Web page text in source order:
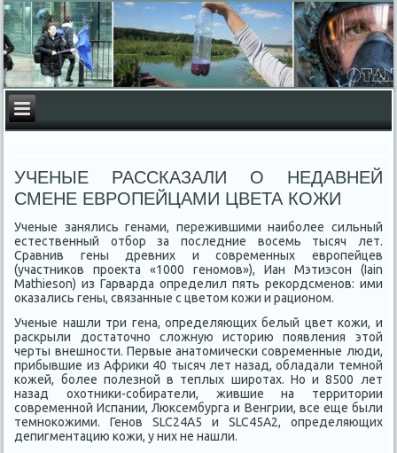
УЧЕНЫЕ РАССКАЗАЛИ О НЕДАВНЕЙ
СМЕНЕ ЕВРОПЕЙЦАМИ ЦВЕТА КОЖИ
Ученые занялись генами, пережившими наиболее сильный
естественный отбор за последние восемь тысяч лет.
Сравнив гены древних и современных европейцев
(участников проекта «1000 геномов»), Иан Мэтиэсон (Iain
Mathieson) из Гарварда определил пять рекордсменов: ими
оказались гены, связанные с цветом кожи и рационом.
Ученые нашли три гена, определяющих белый цвет кожи, и
раскрыли достаточно сложную историю появления этой
черты внешности. Первые анатомически современные люди,
прибывшие из Африки 40 тысяч лет назад, обладали темной
кожей, более полезной в теплых широтах. Но и 8500 лет
назад охотники-собиратели, жившие на территории
современной Испании, Люксембурга и Венгрии, все еще были
темнокожими. Генов SLC24A5 и SLC45A2, определяющих
депигментацию кожи, у них не нашли.